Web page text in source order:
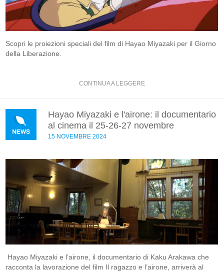
Scopri le proiezioni speciali del film di Hayao Miyazaki per il Giorno
della Liberazione.
CONTINUA A LEGGERE
Hayao Miyazaki e l'airone: il documentario
al cinema il 25-26-27 novembre
15 NOVEMBRE 2024
Hayao Miyazaki e l’airone, il documentario di Kaku Arakawa che
racconta la lavorazione del film Il ragazzo e l’airone, arriverà al